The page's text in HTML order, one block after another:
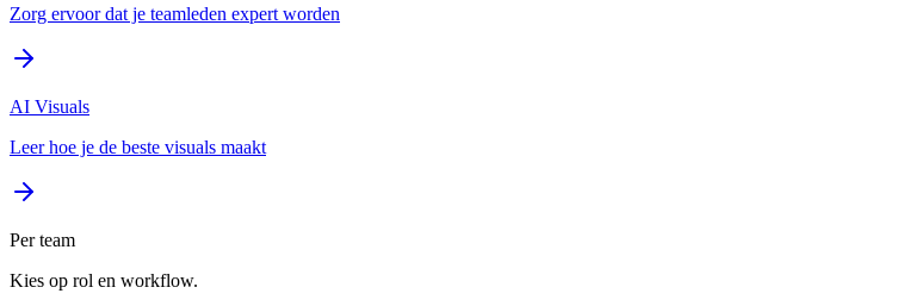
Zorg ervoor dat je teamleden expert worden
AI Visuals
Leer hoe je de beste visuals maakt
Per team
Kies op rol en workflow.